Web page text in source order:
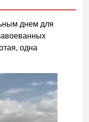
днем для
одна